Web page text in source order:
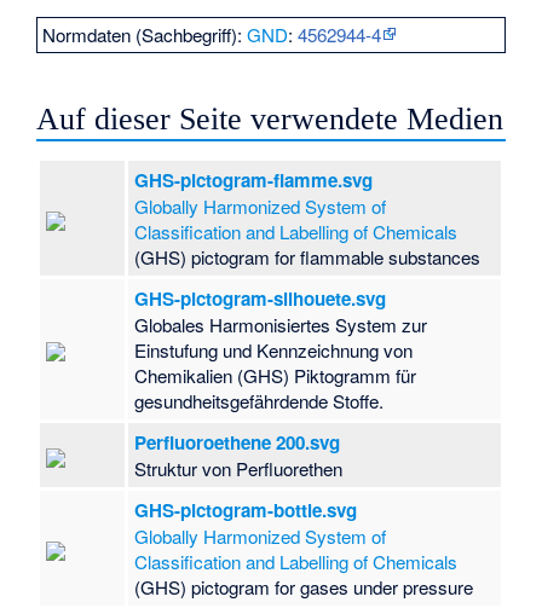
Normdaten (Sachbegriff):GND:4562944-4
Auf dieser Seite verwendete Medien
GHS-pictogram-flamme.svg
Globally Harmonized System of
Classification and Labelling of Chemicals
(GHS) pictogram for flammable substances
GHS-pictogram-silhouete.svg
Globales Harmonisiertes System zur
Einstufung und Kennzeichnung von
Chemikalien (GHS) Piktogramm für
gesundheitsgefährdende Stoffe.
Perfluoroethene 200.svg
Struktur von Perfluorethen
GHS-pictogram-bottle.svg
Globally Harmonized System of
Classification and Labelling of Chemicals
(GHS) pictogram for gases under pressure